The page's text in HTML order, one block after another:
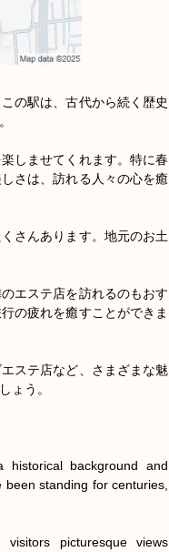
の駅は、古代から続く歴史
しませてくれます。特に春
さは、訪れる人々の心を癒
さんあります。地元のお土
エステ店を訪れるのもおす
の疲れを癒すことができま
ステ店など、さまざまな魅
ょう。
background and
standing for centuries,
picturesque views